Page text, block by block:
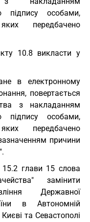
підпису особами,
передбачено
10.8 викласти у
в електронному
повертається
з накладанням
підпису особами,
передбачено
причини
глави 15 слова
замінити
Державної
в Автономній
та Севастополі